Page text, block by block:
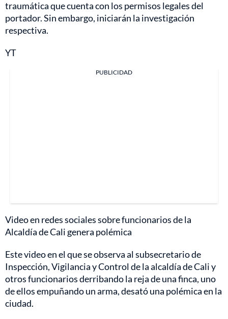
traumática que cuenta con los permisos legales del
portador. Sin embargo, iniciarán la investigación
respectiva.
YT
PUBLICIDAD
Video en redes sociales sobre funcionarios de la
Alcaldía de Cali genera polémica
Este video en el que se observa al subsecretario de
Inspección, Vigilancia y Control de la alcaldía de Cali y
otros funcionarios derribando la reja de una finca, uno
de ellos empuñando un arma, desató una polémica en la
ciudad.